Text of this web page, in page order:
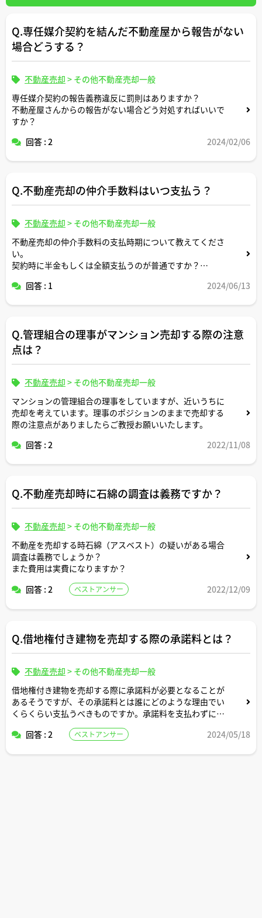
Q.専任媒介契約を結んだ不動産屋から報告がない
場合どうする？
不動産売却 > その他不動産売却一般
専任媒介契約の報告義務違反に罰則はありますか？
不動産屋さんからの報告がない場合どう対処すればいいで
すか？
回答 : 2
2024/02/06
Q.不動産売却の仲介手数料はいつ支払う？
不動産売却 > その他不動産売却一般
不動産売却の仲介手数料の支払時期について教えてくださ
い。
契約時に半金もしくは全額支払うのが普通ですか？
か？回答 : 1 2024/06/13
Q.管理組合の理事がマンション売却する際の注意
点は？
不動産売却 > その他不動産売却一般
マンションの管理組合の理事をしていますが、近いうちに
売却を考えています。理事のポジションのままで売却する
際の注意点がありましたらご教授お願いいたします。
回答 : 2
2022/11/08
Q.不動産売却時に石綿の調査は義務ですか？
不動産売却 > その他不動産売却一般
不動産を売却する時石綿（アスベスト）の疑いがある場合
調査は義務でしょうか？
また費用は実費になりますか？
回答 : 2
ベストアンサー 2022/12/09
Q.借地権付き建物を売却する際の承諾料とは？
不動産売却 > その他不動産売却一般
借地権付き建物を売却する際に承諾料が必要となることが
あるそうですが、その承諾料とは誰にどのような理由でい
くらくらい支払うべきものですか。承諾料を支払わずに売
回答 : 2
ベストアンサー 2024/05/18